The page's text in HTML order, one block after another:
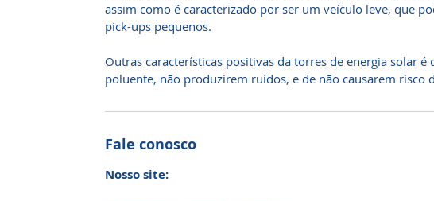
assim como é caracterizado por ser um veículo leve, que
pick-ups pequenos.
Outras características positivas da torres de energia solar é
poluente, não produzirem ruídos, e de não causarem risco
Fale conosco
Nosso site: